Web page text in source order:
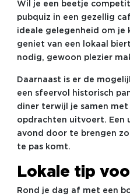
Wil je een beetje
pubquiz in een gezellig
ideale gelegenheid om
geniet van een lokaal
nodig, gewoon plezier
Daarnaast is er de
een sfeervol historisch
diner terwijl je samen
opdrachten uitvoert. Een
avond door te brengen
te pas komt.
Lokale tip
Rond je dag af met een